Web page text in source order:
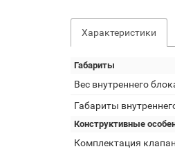
Характеристики
Габариты
Вес внутреннего
Габариты
Конструктивные
Комплектация